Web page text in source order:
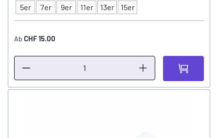
Tip Grösse
5er 7er 9er 11er 13er 15er
Ab CHF 15.00